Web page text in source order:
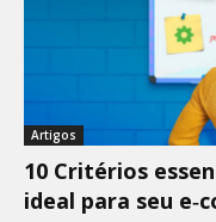
Artigos
10 Critérios
ideal para seu